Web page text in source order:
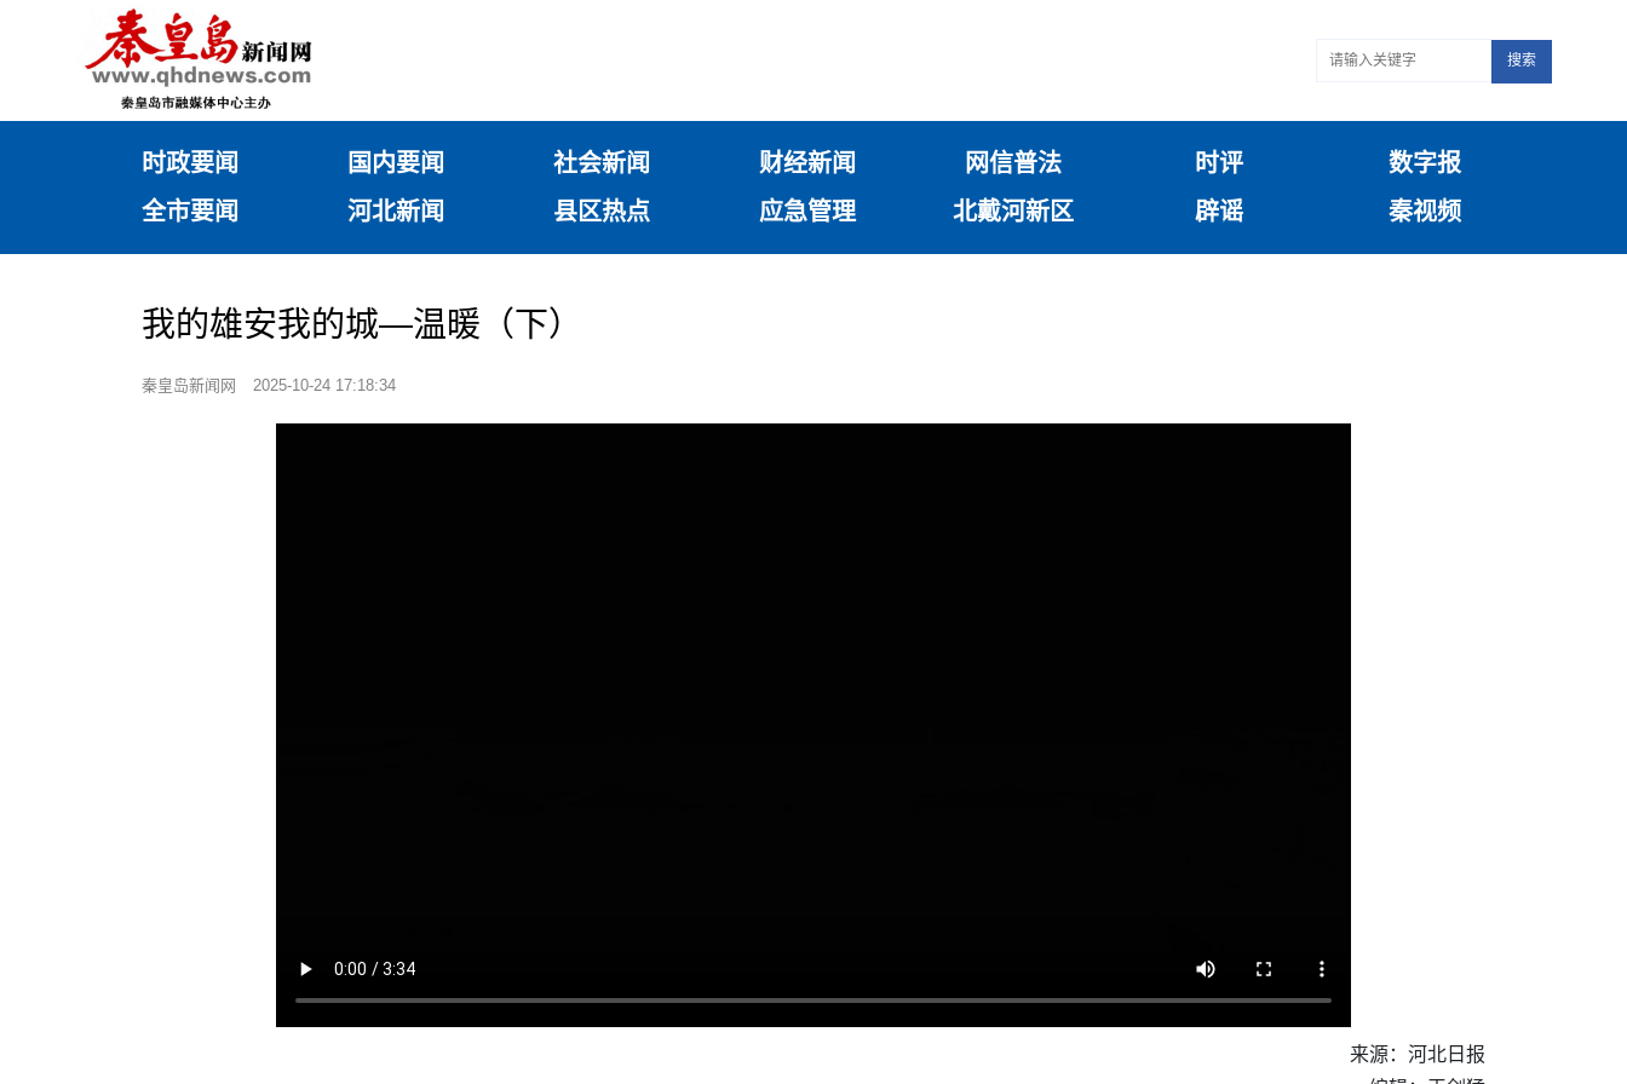
搜索
时政要闻 国内要闻 社会新闻 财经新闻 网信普法 时评
数字报
全市要闻
河北新闻 县区热点 应急管理 北戴河新区 辟谣 秦视频
我的雄安我的城—温暖（下）
秦皇岛新闻网 2025-10-24 17:18:34
来源：河北日报